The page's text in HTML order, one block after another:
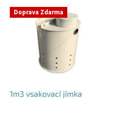
V Doprava Zdarma
1m3 vsakovací jímka